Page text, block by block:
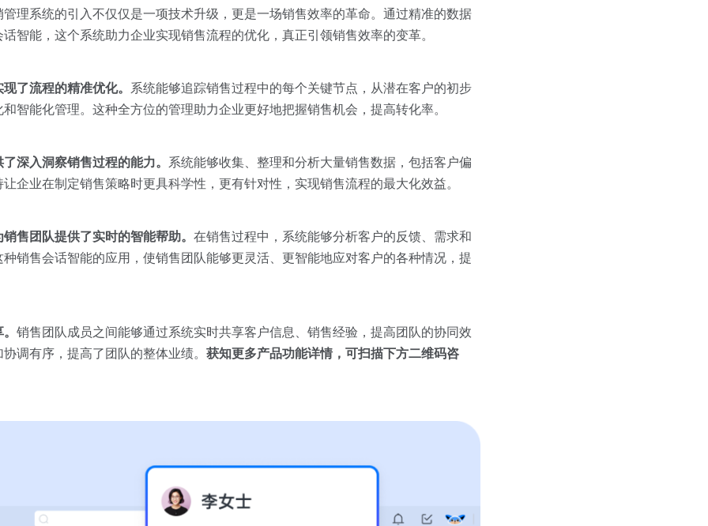
理系统的引入不仅仅是一项技术升级，更是一场销售效率的革命。通过精准的数据
智能，这个系统助力企业实现销售流程的优化，真正引领销售效率的变革。
了流程的精准优化。 系统能够追踪销售过程中的每个关键节点，从潜在客户的初步
智能化管理。这种全方位的管理助力企业更好地把握销售机会，提高转化率。
深入洞察销售过程的能力。 系统能够收集、整理和分析大量销售数据，包括客户偏
企业在制定销售策略时更具科学性，更有针对性，实现销售流程的最大化效益。
售团队提供了实时的智能帮助。 在销售过程中，系统能够分析客户的反馈、需求和
销售会话智能的应用，使销售团队能够更灵活、更智能地应对客户的各种情况，提
销售团队成员之间能够通过系统实时共享客户信息、销售经验，提高团队的协同效
调有序，提高了团队的整体业绩。 获知更多产品功能详情，可扫描下方二维码咨